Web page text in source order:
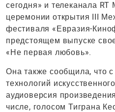
сегодня» и телеканала
церемонии открытия III
фестиваля «Евразия-
предстоящем выпуске
«Не первая любовь».
Она также сообщила, что
технологий
аудиоверсия
числе, голосом Тиграна